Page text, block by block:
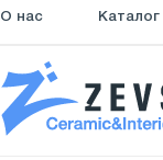
О нас Каталог